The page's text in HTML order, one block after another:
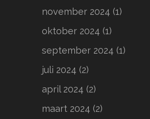
november 2024 (1)
oktober 2024 (1)
september 2024 (1)
juli 2024 (2)
april 2024 (2)
maart 2024 (2)